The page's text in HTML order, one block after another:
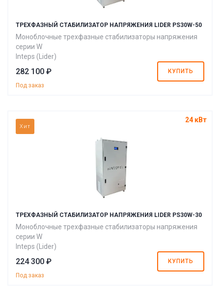
ТРЕХФАЗНЫЙ СТАБИЛИЗАТОР НАПРЯЖЕНИЯ LIDER PS30W-50
Моноблочные трехфазные стабилизаторы напряжения
серии W
Inteps (Lider)
282 100 ₽ КУПИТЬ
Под заказ
24 кВт
Хит
ТРЕХФАЗНЫЙ СТАБИЛИЗАТОР НАПРЯЖЕНИЯ LIDER PS30W-30
Моноблочные трехфазные стабилизаторы напряжения
серии W
Inteps (Lider)
224 300 ₽ КУПИТЬ
Под заказ